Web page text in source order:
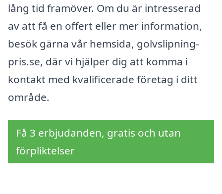
lång tid framöver. Om du är intresserad
av att få en offert eller mer information,
besök gärna vår hemsida, golvslipning-
pris.se, där vi hjälper dig att komma i
kontakt med kvalificerade företag i ditt
område.
Få 3 erbjudanden, gratis och utan
förpliktelser